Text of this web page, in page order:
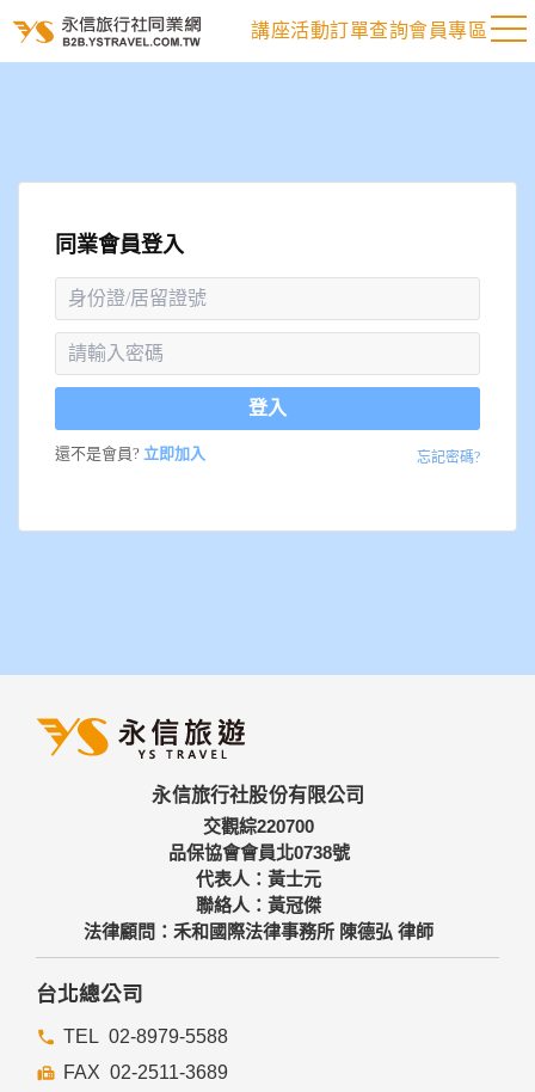
講座活動訂單查詢會員專區
同業會員登入
登入
還不是會員? 立即加入 忘記密碼?
永信旅行社股份有限公司
交觀綜220700
品保協會會員北0738號
代表人：黃士元
聯絡人：黃冠傑
法律顧問：禾和國際法律事務所 陳德弘 律師
台北總公司
02-8979-5588
02-2511-3689